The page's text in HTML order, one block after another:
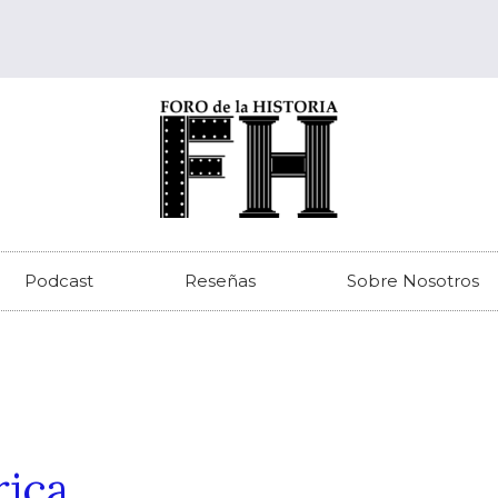
Podcast Reseñas Sobre Nosotros